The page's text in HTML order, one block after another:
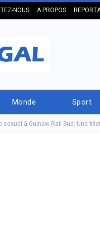
NOUS A PROPOS
Monde Sport
sexuel à Guinaw Rail Sud: Une